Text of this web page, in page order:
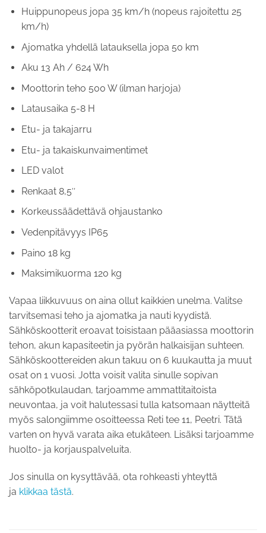
Huippunopeus jopa 35 km/h (nopeus rajoitettu 25
km/h)
Ajomatka yhdellä latauksella jopa 50 km
Aku 13 Ah / 624 Wh
Moottorin teho 500 W (ilman harjoja)
Latausaika 5-8 H
Etu- ja takajarru
Etu- ja takaiskunvaimentimet
LED valot
Renkaat 8,5″
Korkeussäädettävä ohjaustanko
Vedenpitävyys IP65
Paino 18 kg
Maksimikuorma 120 kg
Vapaa liikkuvuus on aina ollut kaikkien unelma. Valitse
tarvitsemasi teho ja ajomatka ja nauti kyydistä.
Sähköskootterit eroavat toisistaan ​​pääasiassa moottorin
tehon, akun kapasiteetin ja pyörän halkaisijan suhteen.
Sähköskoottereiden akun takuu on 6 kuukautta ja muut
osat on 1 vuosi. Jotta voisit valita sinulle sopivan
sähköpotkulaudan, tarjoamme ammattitaitoista
neuvontaa, ja voit halutessasi tulla katsomaan näytteitä
myös salongiimme osoitteessa Reti tee 11, Peetri. Tätä
varten on hyvä varata aika etukäteen. Lisäksi tarjoamme
huolto- ja korjauspalveluita.
Jos sinulla on kysyttävää, ota rohkeasti yhteyttä
ja klikkaa tästä.